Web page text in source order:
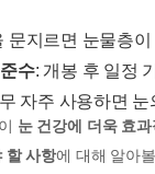
문지르면 눈물층
수: 개봉 후 일정
자주 사용하면
눈 건강에 더욱 효과
할 사항에 대해 알아